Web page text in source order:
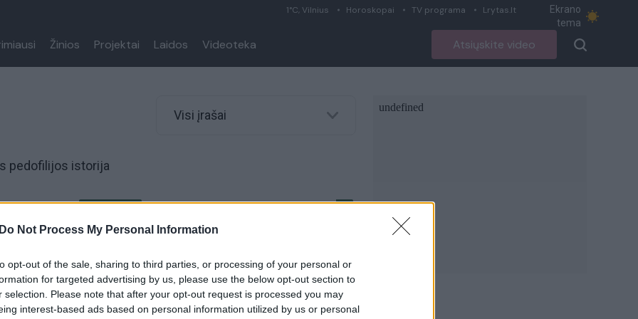
Do Not Process My Personal Information
opt-out of the sale, sharing to third parties, or processing of your personal or
for targeted advertising by us, please use the below opt-out section to
selection. Please note that after your opt-out request is processed you may
interest-based ads based on personal information utilized by us or personal
1°C, Vilnius Horoskopai TV programa Lrytas.lt
Ekrano
tema
Žinios Projektai Laidos Videoteka Atsiųskite video
Visi įrašai
pedofilijos istorija
prasidėjusi prieš
24/7
slapstęsis N. Venckienės pusbrolis